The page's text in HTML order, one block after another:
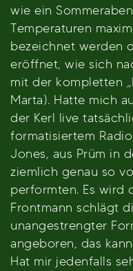
wie ein
Temperaturen
bezeichnet werden
eröffnet, wie sich
mit der kompletten
Marta). Hatte mich
der Kerl live
formatisiertem
Jones, aus Prüm in
ziemlich genau so
performten. Es wird
Frontmann schlägt
unangestrengter
angeboren, das
Hat mir jedenfalls